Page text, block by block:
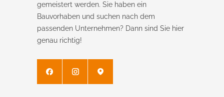
gemeistert werden. Sie haben ein
Bauvorhaben und suchen nach dem
passenden Unternehmen? Dann sind Sie hier
genau richtig!